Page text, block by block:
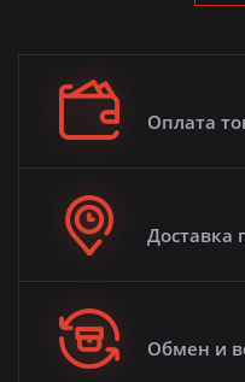
Оплата
Доставка
Обмен и